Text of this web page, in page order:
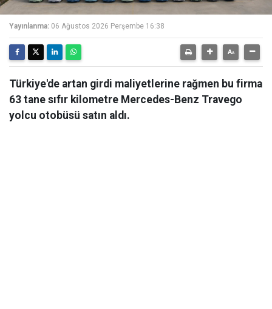
Yayınlanma: 06 Ağustos 2026 Perşembe 16:38
Türkiye'de artan girdi maliyetlerine rağmen bu firma
63 tane sıfır kilometre Mercedes-Benz Travego
yolcu otobüsü satın aldı.